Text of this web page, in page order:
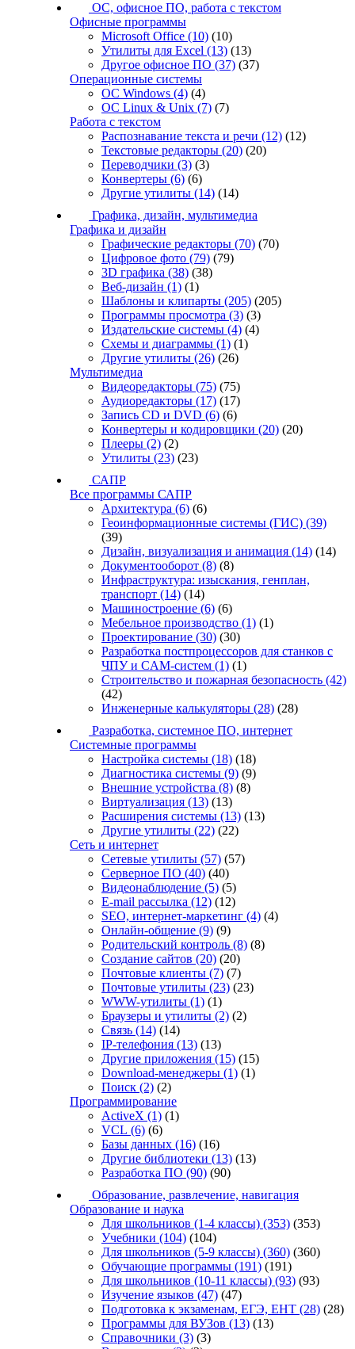
ОС, офисное ПО, работа с текстом
Офисные программы
Microsoft Office (10) (10)
Утилиты для Excel (13) (13)
Другое офисное ПО (37) (37)
Операционные системы
ОС Windows (4) (4)
ОС Linux & Unix (7) (7)
Работа с текстом
Распознавание текста и речи (12) (12)
Текстовые редакторы (20) (20)
Переводчики (3) (3)
Конвертеры (6) (6)
Другие утилиты (14) (14)
Графика, дизайн, мультимедиа
Графика и дизайн
Графические редакторы (70) (70)
Цифровое фото (79) (79)
3D графика (38) (38)
Веб-дизайн (1) (1)
Шаблоны и клипарты (205) (205)
Программы просмотра (3) (3)
Издательские системы (4) (4)
Схемы и диаграммы (1) (1)
Другие утилиты (26) (26)
Мультимедиа
Видеоредакторы (75) (75)
Аудиоредакторы (17) (17)
Запись CD и DVD (6) (6)
Конвертеры и кодировщики (20) (20)
Плееры (2) (2)
Утилиты (23) (23)
САПР
Все программы САПР
Архитектура (6) (6)
Геоинформационные системы (ГИС) (39)
(39)
Дизайн, визуализация и анимация (14) (14)
Документооборот (8) (8)
Инфраструктура: изыскания, генплан,
транспорт (14) (14)
Машиностроение (6) (6)
Мебельное производство (1) (1)
Проектирование (30) (30)
Разработка постпроцессоров для станков с
ЧПУ и CAM-систем (1) (1)
Строительство и пожарная безопасность (42)
(42)
Инженерные калькуляторы (28) (28)
Разработка, системное ПО, интернет
Системные программы
Настройка системы (18) (18)
Диагностика системы (9) (9)
Внешние устройства (8) (8)
Виртуализация (13) (13)
Расширения системы (13) (13)
Другие утилиты (22) (22)
Сеть и интернет
Сетевые утилиты (57) (57)
Серверное ПО (40) (40)
Видеонаблюдение (5) (5)
E-mail рассылка (12) (12)
SEO, интернет-маркетинг (4) (4)
Онлайн-общение (9) (9)
Родительский контроль (8) (8)
Создание сайтов (20) (20)
Почтовые клиенты (7) (7)
Почтовые утилиты (23) (23)
WWW-утилиты (1) (1)
Браузеры и утилиты (2) (2)
Связь (14) (14)
IP-телефония (13) (13)
Другие приложения (15) (15)
Download-менеджеры (1) (1)
Поиск (2) (2)
Программирование
ActiveX (1) (1)
VCL (6) (6)
Базы данных (16) (16)
Другие библиотеки (13) (13)
Разработка ПО (90) (90)
Образование, развлечение, навигация
Образование и наука
Для школьников (1-4 классы) (353) (353)
Учебники (104) (104)
Для школьников (5-9 классы) (360) (360)
Обучающие программы (191) (191)
Для школьников (10-11 классы) (93) (93)
Изучение языков (47) (47)
Подготовка к экзаменам, ЕГЭ, ЕНТ (28) (28)
Программы для ВУЗов (13) (13)
Справочники (3) (3)